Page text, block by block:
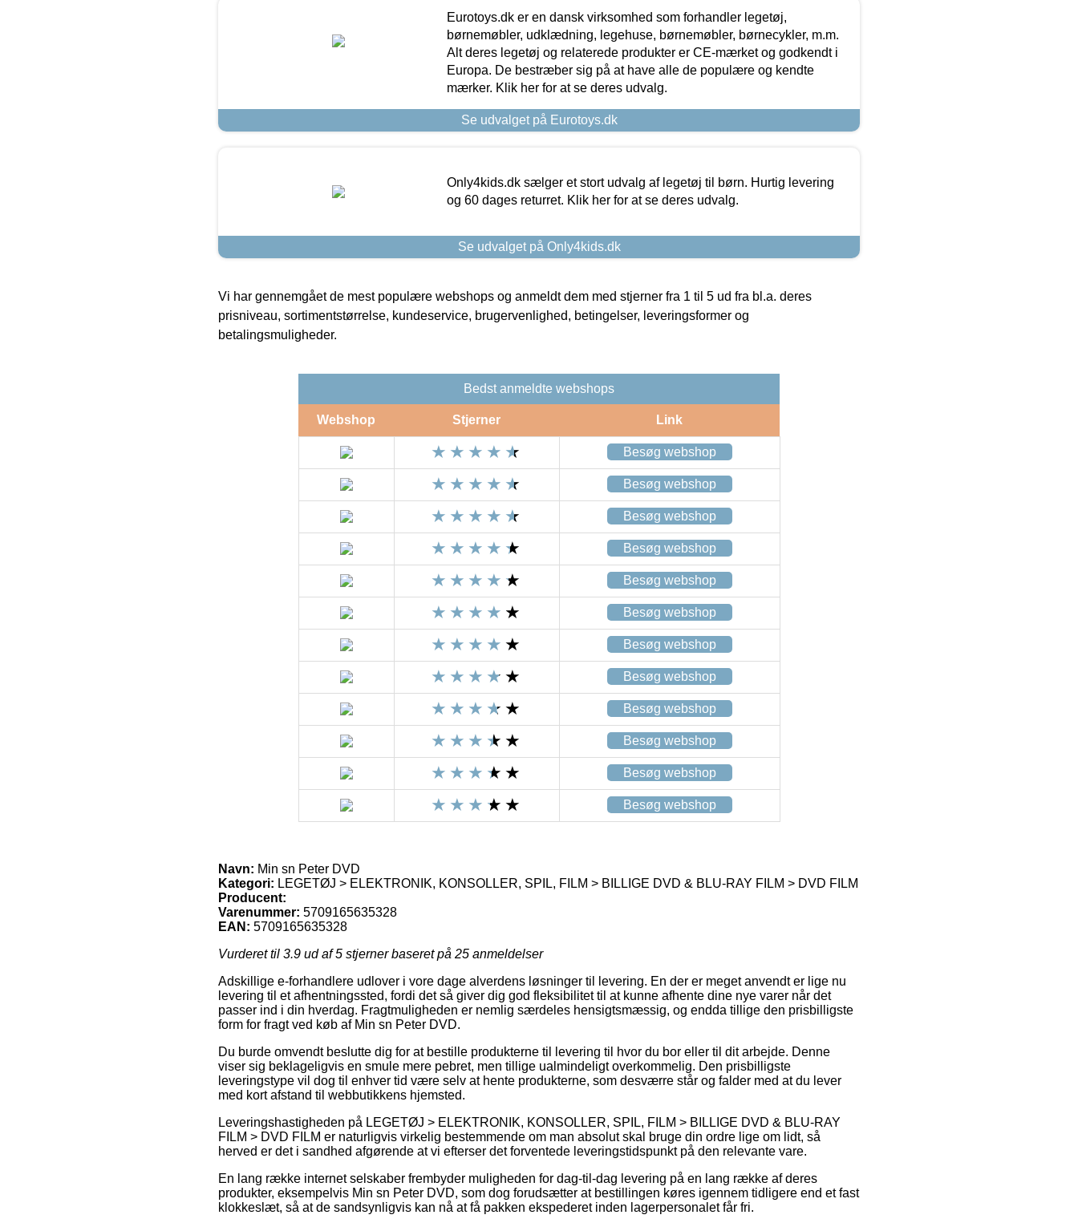
Eurotoys.dk er en dansk virksomhed som forhandler legetøj,
børnemøbler, udklædning, legehuse, børnemøbler, børnecykler, m.m.
Alt deres legetøj og relaterede produkter er CE-mærket og godkendt i
Europa. De bestræber sig på at have alle de populære og kendte
mærker. Klik her for at se deres udvalg.
Se udvalget på Eurotoys.dk
Only4kids.dk sælger et stort udvalg af legetøj til børn. Hurtig levering
og 60 dages returret. Klik her for at se deres udvalg.
Se udvalget på Only4kids.dk
Vi har gennemgået de mest populære webshops og anmeldt dem med stjerner fra 1 til 5 ud fra bl.a. deres
prisniveau, sortimentstørrelse, kundeservice, brugervenlighed, betingelser, leveringsformer og
betalingsmuligheder.
Bedst anmeldte webshops
Webshop Stjerner Link
Besøg webshop
Besøg webshop
Besøg webshop
Besøg webshop
Besøg webshop
Besøg webshop
Besøg webshop
Besøg webshop
Besøg webshop
Besøg webshop
Besøg webshop
Besøg webshop
Navn: Min sn Peter DVD
Kategori: LEGETØJ > ELEKTRONIK, KONSOLLER, SPIL, FILM > BILLIGE DVD & BLU-RAY FILM > DVD FILM
Producent:
Varenummer: 5709165635328
EAN: 5709165635328
Vurderet til 3.9 ud af 5 stjerner baseret på 25 anmeldelser
Adskillige e-forhandlere udlover i vore dage alverdens løsninger til levering. En der er meget anvendt er lige nu
levering til et afhentningssted, fordi det så giver dig god fleksibilitet til at kunne afhente dine nye varer når det
passer ind i din hverdag. Fragtmuligheden er nemlig særdeles hensigtsmæssig, og endda tillige den prisbilligste
form for fragt ved køb af Min sn Peter DVD.
Du burde omvendt beslutte dig for at bestille produkterne til levering til hvor du bor eller til dit arbejde. Denne
viser sig beklageligvis en smule mere pebret, men tillige ualmindeligt overkommelig. Den prisbilligste
leveringstype vil dog til enhver tid være selv at hente produkterne, som desværre står og falder med at du lever
med kort afstand til webbutikkens hjemsted.
Leveringshastigheden på LEGETØJ > ELEKTRONIK, KONSOLLER, SPIL, FILM > BILLIGE DVD & BLU-RAY
FILM > DVD FILM er naturligvis virkelig bestemmende om man absolut skal bruge din ordre lige om lidt, så
herved er det i sandhed afgørende at vi efterser det forventede leveringstidspunkt på den relevante vare.
En lang række internet selskaber frembyder muligheden for dag-til-dag levering på en lang række af deres
produkter, eksempelvis Min sn Peter DVD, som dog forudsætter at bestillingen køres igennem tidligere end et fast
klokkeslæt, så at de sandsynligvis kan nå at få pakken ekspederet inden lagerpersonalet får fri.